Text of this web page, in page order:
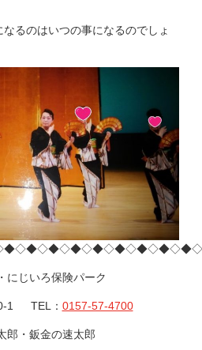
るのはいつの事になるのでしょ
にじいろ保険パーク
1 TEL： 0157-57-4700
郎・鈑金の速太郎